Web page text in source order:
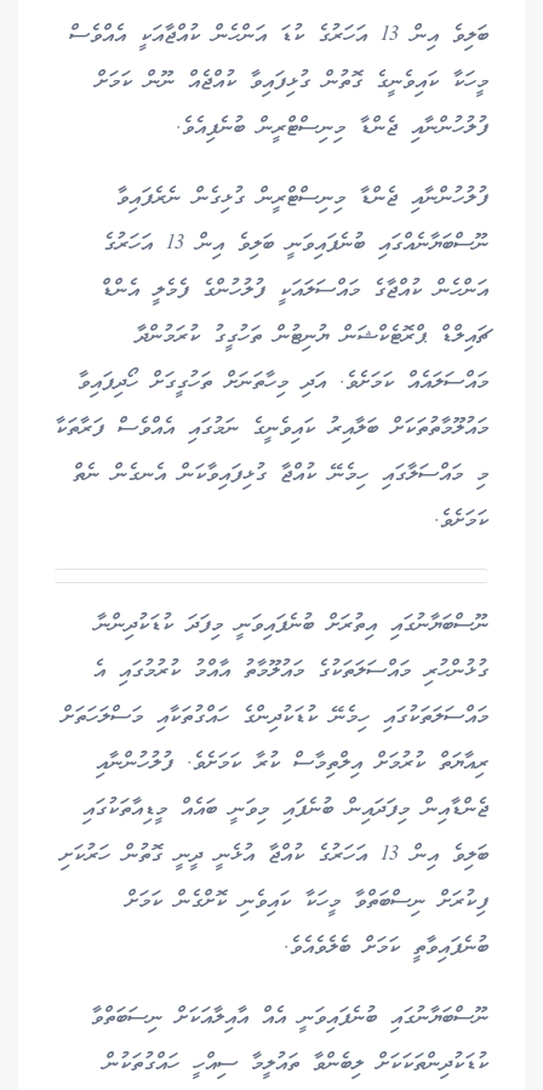
ބަލިވެ އިން 13 އަހަރުގެ ކުޑަ އަންހެން ކުއްޖާއަކީ އެއްވެސް
މީހަކާ ކައިވެނީގެ ގޮތުން ގުޅިފައިވާ ކުއްޖެއް ނޫން ކަމަށް
ފުލުހުންނާއި ޖެންޑާ މިނިސްޓްރީން ބުނެފިއެވެ.
ފުލުހުންނާއި ޖެންޑާ މިނިސްޓްރީން ގުޅިގެން ނެރެފައިވާ
ނޫސްބަޔާނެއްގައި ބުނެފައިވަނީ ބަލިވެ އިން 13 އަހަރުގެ
އަންހެން ކުއްޖާގެ މައްސަލައަކީ ފުލުހުންގެ ފެމެލީ އެންޑް
ޗައިލްޑް ޕްރޮޓެކްޝަން ޔުނިޓުން ތަހުގީގު ކުރަމުންދާ
މައްސަލައެއް ކަމަށެވެ. އަދި މިހާތަނަށް ތަހުގީގަށް ހޯދިފައިވާ
މައުލޫމާތުތަކަށް ބަލާއިރު ކައިވެނީގެ ނަމުގައި އެއްވެސް ފަރާތަކާ
މި މައްސަލާގައި ހިމެނޭ ކުއްޖާ ގުޅިފައިވާކަން އެނގެން ނެތް
ކަމަށެވެ.
ނޫސްބަޔާނުގައި އިތުރަށް ބުނެފައިވަނީ މިފަދަ ކުޑަކުދިންނާ
ގުޅުންހުރި މައްސަލަތަކުގެ މައުލޫމާތު އާއްމު ކުރުމުގައި އެ
މައްސަލަތަކުގައި ހިމެނޭ ކުޑަކުދިންގެ ހައްގުތަކާއި މަސްލަހަތަށް
ރިއާޔަތް ކުރުމަށް އިލްތިމާސް ކުރާ ކަމަށެވެ. ފުލުހުންނާއި
ޖެންޑާއިން މިފަދައިން ބުނެފައި މިވަނީ ބައެއް މީޑިއާތަކުގައި
ބަލިވެ އިން 13 އަހަރުގެ ކުއްޖާ އުޅެނީ ދީނީ ގޮތުން ހަރުކަށި
ފިކުރަށް ނިސްބަތްވާ މީހަކާ ކައިވެނި ކޮށްގެން ކަމަށް
ބުނެފައިވާތީ ކަމަށް ބެލެވެއެވެ.
ނޫސްބަޔާނުގައި ބުނެފައިވަނީ އެއް އާއިލާއަކަށް ނިސަބަތްވާ
ކުޑަކުދިންތަކަކަށް ލިބެންވާ ތައުލީމާ ސިއްހީ ހައްގުތަކުން